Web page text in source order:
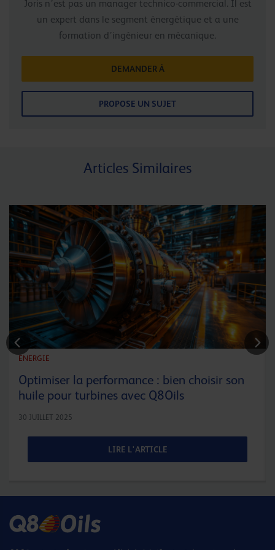
Joris n’est pas un manager technico-commercial. Il est
un expert dans le segment énergétique et a une
formation d’ingénieur en mécanique.
DEMANDER À
PROPOSE UN SUJET
Articles Similaires
ENERGIE
Optimiser la performance : bien choisir son
huile pour turbines avec Q8Oils
30 JUILLET 2025
LIRE L'ARTICLE